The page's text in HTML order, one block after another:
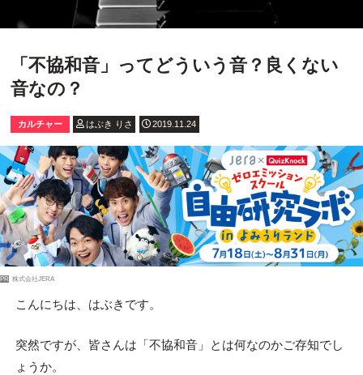
「不協和音」ってどういう音？良くない
音なの？
カルチャー はぶき りさ 2019.11.24
PR 株式会社JERA
こんにちは、はぶきです。
突然ですが、皆さんは「不協和音」とは何なのかご存知でし
ょうか。